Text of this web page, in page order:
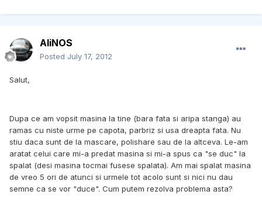
AliNOS
Posted July 17, 2012
Salut,
Dupa ce am vopsit masina la tine (bara fata si aripa stanga) au
ramas cu niste urme pe capota, parbriz si usa dreapta fata. Nu
stiu daca sunt de la mascare, polishare sau de la altceva. Le-am
aratat celui care mi-a predat masina si mi-a spus ca "se duc" la
spalat (desi masina tocmai fusese spalata). Am mai spalat masina
de vreo 5 ori de atunci si urmele tot acolo sunt si nici nu dau
semne ca se vor "duce". Cum putem rezolva problema asta?